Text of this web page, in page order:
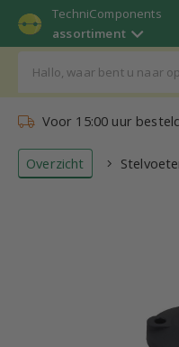
TechniComponents
assortiment
Voor 15:00 uur
Overzicht